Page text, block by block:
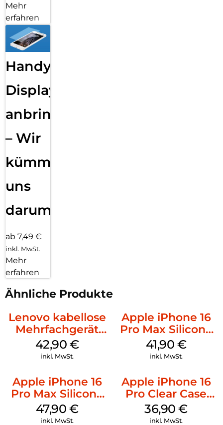
Mehr
erfahren
Handy
Displayfolie
anbringen
– Wir
kümmern
uns
darum!
ab 7,49 €
inkl. MwSt.
Mehr
erfahren
Ähnliche Produkte
Lenovo kabellose
Mehrfachgerät
Luna Grey
42,90 €
inkl. MwSt.
Apple iPhone 16
Pro Max Silicone
Case MagSafe
Ultramarine
41,90 €
inkl. MwSt.
Apple iPhone 16
Pro Max Silicone
Case MagSafe
Black
47,90 €
inkl. MwSt.
Apple iPhone 16
Pro Clear Case
MagSafe
Transparent
36,90€
inkl. MwSt.